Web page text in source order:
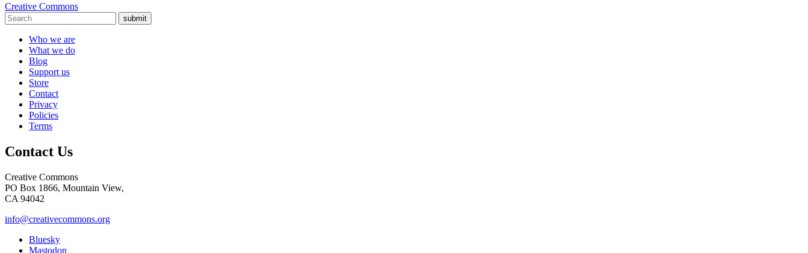
Creative Commons
submit
Who we are
What we do
Blog
Support us
Store
Contact
Privacy
Policies
Terms
Contact Us
Creative Commons
PO Box 1866, Mountain View,
CA 94042
info@creativecommons.org
Bluesky
Mastodon